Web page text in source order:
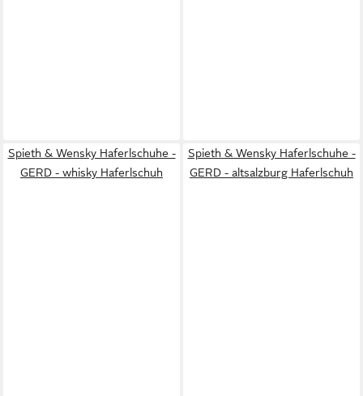
Spieth & Wensky Haferlschuhe -
GERD - whisky Haferlschuh
Spieth & Wensky Haferlschuhe -
GERD - altsalzburg Haferlschuh